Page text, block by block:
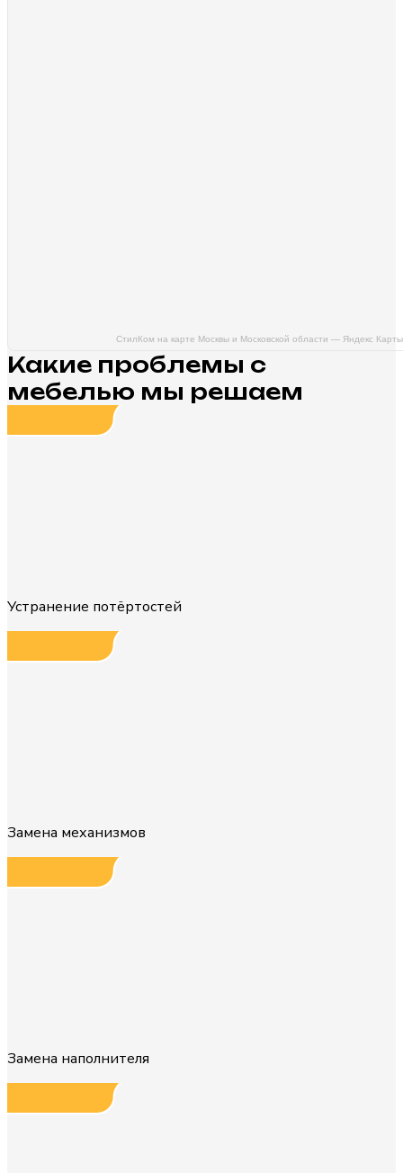
СтилКом на карте Москвы и Московской области — Яндекс Карты
Какие проблемы с
мебелью мы решаем
Устранение потёртостей
Замена механизмов
Замена наполнителя